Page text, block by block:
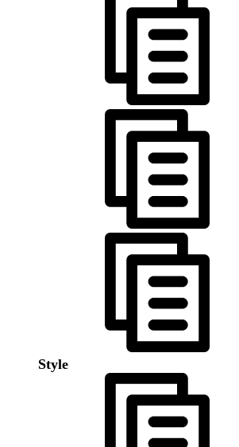
Style